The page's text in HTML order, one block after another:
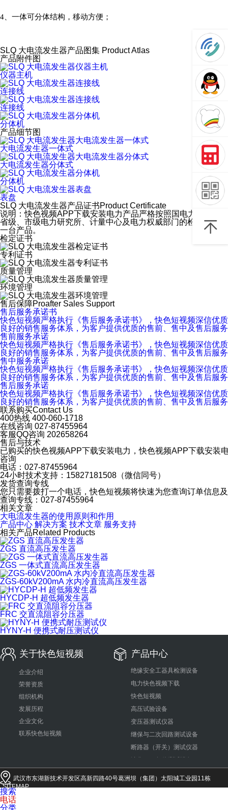
4、一体可分体结构，移动方便；
SLQ 大电流发生器产品图集 Product Atlas
产品附件图
仪器主机
连接线
连接线
分体机
产品细节图
大电流发生器一体式
大电流发生器分体式
分体机
表盘
SLQ 大电流发生器产品证书Product Certificate
说明：快色视频APP下载安装电力产品严格按照国电力家标准及行
省级、市级电力研究所、计量中心及电力权威部门的检测
一台产品。
检定证书
专利证书
质量管理
环境管理
售后保障Proafter Sales Support
售后服务承诺书
快色短视频严格执行《售后服务承诺书》，快色短视频深信优质
良好的销售服务体系，为客户提供优质的售前、售中及售后服务
售前服务承诺
快色短视频严格执行《售后服务承诺书》，快色短视频深信优质、
良好的销售服务体系，为客户提供优质的售前、售中及售后服务
售中服务承诺
快色短视频严格执行《售后服务承诺书》，快色短视频深信优质、
良好的销售服务体系，为客户提供优质的售前、售中及售后服务
售后服务承诺
快色短视频严格执行《售后服务承诺书》，快色短视频深信优质
良好的销售服务体系，为客户提供优质的售前、售中及售后服务
联系购买Contact Us
400热线 400-060-1718
在线咨询 027-87455964
客服QQ咨询 202658264
售后与技术
已购买的快色视频APP下载安装电力，快色视频APP下载安装
咨询
电话：027-87455964
24小时技术支持：15827181508（微信同号）
发货查询专线
您只需要拨打一个电话，快色短视频将快速为您查询订单信息及
查询专线：027-87455964
相关文章
大电流发生器的使用原则和作用
产品中心 解决方案 技术文章 服务支持
相关产品Related Products
ZGS 直流高压发生器
ZGS 一体式直流高压发生器
ZGS-60kV200mA 水内冷直流高压发生器
HYCDP-H 超低频发生器
FRC 交直流阻容分压器
HYNY-H 便携式耐压测试仪
关于快色短视频
企业介绍
荣誉资质
组织机构
发展历程
企业文化
联系快色短视频
产品中心
绝缘安全工器具检测设备
电力快色视频下载
快色短视频
高压试验设备
变压器测试仪器
继保与二次回路测试设备
断路器（开关）测试仪器
武汉市东湖新技术开发区高新四路40号葛洲坝（集团）太阳城工业园11栋
SITEMAP
搜索
电话
分类